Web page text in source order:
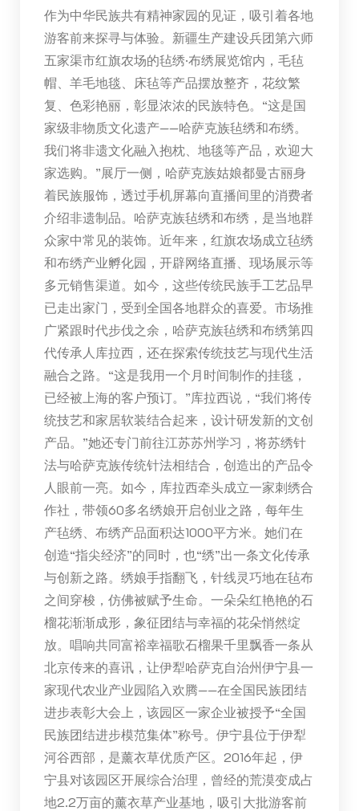
作为中华民族共有精神家园的见证，吸引着各地
游客前来探寻与体验。新疆生产建设兵团第六师
五家渠市红旗农场的毡绣·布绣展览馆内，毛毡
帽、羊毛地毯、床毡等产品摆放整齐，花纹繁
复、色彩艳丽，彰显浓浓的民族特色。“这是国
家级非物质文化遗产——哈萨克族毡绣和布绣。
我们将非遗文化融入抱枕、地毯等产品，欢迎大
家选购。”展厅一侧，哈萨克族姑娘都曼古丽身
着民族服饰，透过手机屏幕向直播间里的消费者
介绍非遗制品。哈萨克族毡绣和布绣，是当地群
众家中常见的装饰。近年来，红旗农场成立毡绣
和布绣产业孵化园，开辟网络直播、现场展示等
多元销售渠道。如今，这些传统民族手工艺品早
已走出家门，受到全国各地群众的喜爱。市场推
广紧跟时代步伐之余，哈萨克族毡绣和布绣第四
代传承人库拉西，还在探索传统技艺与现代生活
融合之路。“这是我用一个月时间制作的挂毯，
已经被上海的客户预订。”库拉西说，“我们将传
统技艺和家居软装结合起来，设计研发新的文创
产品。”她还专门前往江苏苏州学习，将苏绣针
法与哈萨克族传统针法相结合，创造出的产品令
人眼前一亮。如今，库拉西牵头成立一家刺绣合
作社，带领60多名绣娘开启创业之路，每年生
产毡绣、布绣产品面积达1000平方米。她们在
创造“指尖经济”的同时，也“绣”出一条文化传承
与创新之路。绣娘手指翻飞，针线灵巧地在毡布
之间穿梭，仿佛被赋予生命。一朵朵红艳艳的石
榴花渐渐成形，象征团结与幸福的花朵悄然绽
放。唱响共同富裕幸福歌石榴果千里飘香一条从
北京传来的喜讯，让伊犁哈萨克自治州伊宁县一
家现代农业产业园陷入欢腾——在全国民族团结
进步表彰大会上，该园区一家企业被授予“全国
民族团结进步模范集体”称号。伊宁县位于伊犁
河谷西部，是薰衣草优质产区。2016年起，伊
宁县对该园区开展综合治理，曾经的荒漠变成占
地2.2万亩的薰衣草产业基地，吸引大批游客前